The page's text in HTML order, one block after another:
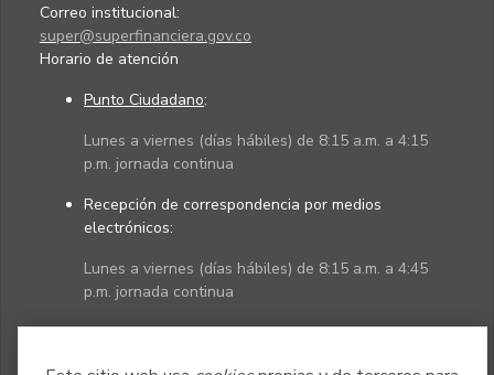
Correo institucional:
super@superfinanciera.gov.co
Horario de atención
Punto Ciudadano:
Lunes a viernes (días hábiles) de 8:15 a.m. a 4:15
p.m. jornada continua
Recepción de correspondencia por medios
electrónicos:
Lunes a viernes (días hábiles) de 8:15 a.m. a 4:45
p.m. jornada continua